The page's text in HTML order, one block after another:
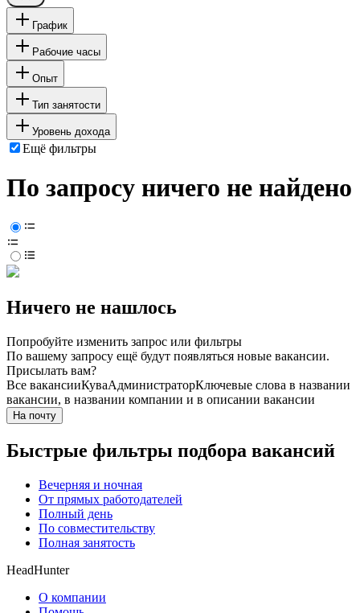
График
Рабочие часы
Опыт
Тип занятости
Уровень дохода
Ещё фильтры
По запросу ничего не найдено
Ничего не нашлось
Попробуйте изменить запрос или фильтры
По вашему запросу ещё будут появляться новые вакансии.
Присылать вам?
Все вакансииКуваАдминистраторКлючевые слова в названии
вакансии, в названии компании и в описании вакансии
На почту
Быстрые фильтры подбора вакансий
Вечерняя и ночная
От прямых работодателей
Полный день
По совместительству
Полная занятость
HeadHunter
О компании